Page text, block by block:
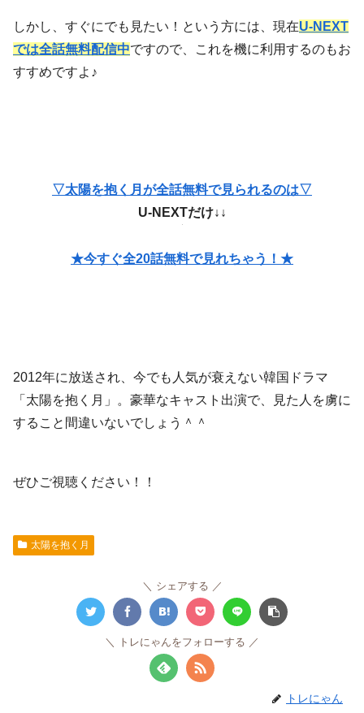
しかし、すぐにでも見たい！という方には、現在U-NEXT
では全話無料配信中ですので、これを機に利用するのもお
すすめですよ♪
▽太陽を抱く月が全話無料で見られるのは▽
U-NEXTだけ↓↓
★今すぐ全20話無料で見れちゃう！★
2012年に放送され、今でも人気が衰えない韓国ドラマ
「太陽を抱く月」。豪華なキャスト出演で、見た人を虜に
すること間違いないでしょう＾＾
ぜひご視聴ください！！
太陽を抱く月
シェアする
トレにゃんをフォローする
トレにゃん